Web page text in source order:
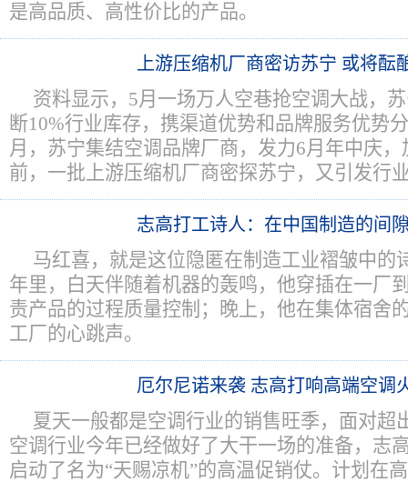
是高品质、高性价比的产品。
上游压缩机厂商密访苏宁 或将酝
资料显示，5月一场万人空巷抢空调大战，
断10%行业库存，携渠道优势和品牌服务优势
月，苏宁集结空调品牌厂商，发力6月年中庆
前，一批上游压缩机厂商密探苏宁，又引发行
志高打工诗人：在中国制造的间
马红喜，就是这位隐匿在制造工业褶皱中的
年里，白天伴随着机器的轰鸣，他穿插在一厂
责产品的过程质量控制；晚上，他在集体宿舍
工厂的心跳声。
厄尔尼诺来袭 志高打响高端空调
夏天一般都是空调行业的销售旺季，面对超
空调行业今年已经做好了大干一场的准备，志
启动了名为“天赐凉机”的高温促销仗。计划在